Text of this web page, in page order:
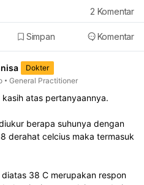
Simpan Komentar
2 Komentar
Dokter
General Practitioner
atas pertanyaannya.
berapa suhunya dengan
derahat celcius maka termasuk
38 C merupakan respon